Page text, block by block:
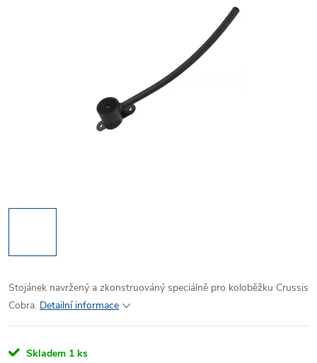
Stojánek navržený a zkonstruováný speciálně pro koloběžku Crussis
Cobra. Detailní informace
Skladem 1 ks